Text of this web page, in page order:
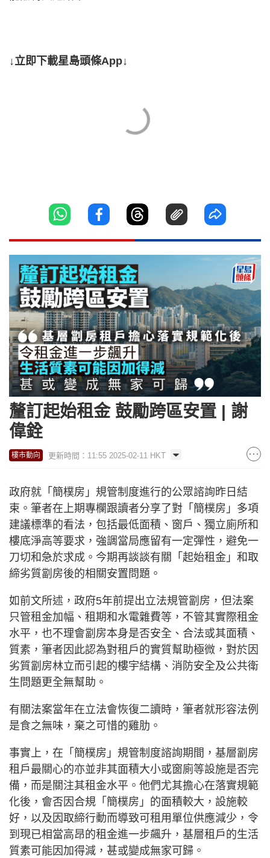
↓立即下載星島頭條App↓
釐訂起始租金 鼓勵跨區安置 | 謝
偉銓
樓市動向 更新時間：11:55 2025-02-11 HKT
政府就「簡樸房」規管制度進行的公眾諮詢昨日結
束。筆者在上期專欄跟讀者分享了對「簡樸房」多項
建議標準的看法，包括最低面積、窗戶、獨立廁所和
樓底淨高等要求，強調當局應留有一定彈性，避免一
刀切和急於求成。今期再談談有關「起始租金」和取
締劣質劏房後的相關安置問題。
如前文所述，政府5年前提出立法規管劏房，但法案
只管租金加幅、租期和水電雜費等，不管其實際租金
水平，也不理會劏房本身是否安全、合法或其面積、
質素，筆者因此認為對租戶的實質幫助極微，對於因
劣質劏房林立而引起的樓宇結構、消防安全及公共衛
生問題更全無幫助。
有關法案當年在立法會恢復二讀時，筆者就形容法例
是食之無味，棄之可惜的雞肋。
事實上，在「簡樸房」規管制度諮詢期間，基層劏房
租戶最關心的亦並非其面積大小或窗廁等設施是否完
備，而是關注其租金水平。他們尤其擔心在落實規範
化後，會否因合規「簡樸房」的面積較大，設施較
好，以及因取締行動而導致可租用單位供應減少，令
到現已相當高昂的租金進一步飆升，基層租戶的生活
質素可能因加得減，甚或變成無家可歸。